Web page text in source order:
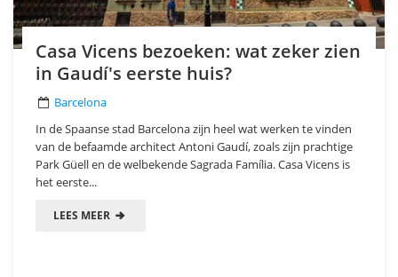
Casa Vicens bezoeken: wat zeker zien
in Gaudí's eerste huis?
Barcelona
In de Spaanse stad Barcelona zijn heel wat werken te vinden
van de befaamde architect Antoni Gaudí, zoals zijn prachtige
Park Güell en de welbekende Sagrada Família. Casa Vicens is
het eerste...
LEES MEER